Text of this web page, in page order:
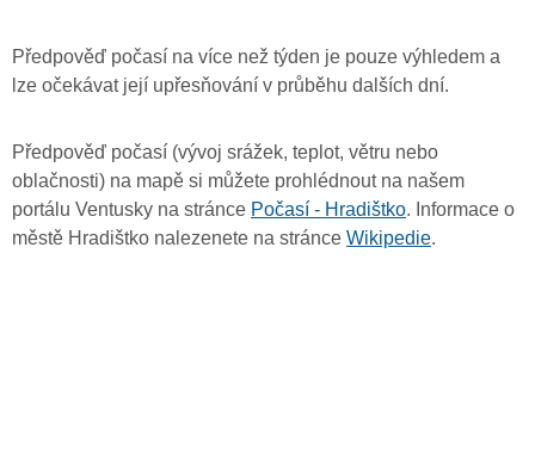
Předpověď počasí na více než týden je pouze výhledem a
lze očekávat její upřesňování v průběhu dalších dní.
Předpověď počasí (vývoj srážek, teplot, větru nebo
oblačnosti) na mapě si můžete prohlédnout na našem
portálu Ventusky na stránce Počasí - Hradištko. Informace o
městě Hradištko nalezenete na stránce Wikipedie.